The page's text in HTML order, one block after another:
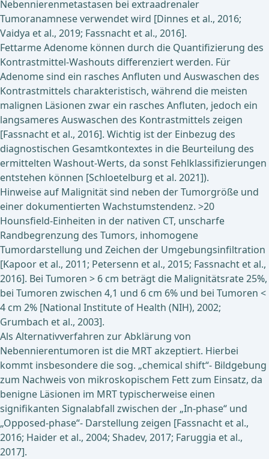
Nebennierenmetastasen bei extraadrenaler
Tumoranamnese verwendet wird [Dinnes et al., 2016;
Vaidya et al., 2019; Fassnacht et al., 2016].
Fettarme Adenome können durch die Quantifizierung des
Kontrastmittel-Washouts differenziert werden. Für
Adenome sind ein rasches Anfluten und Auswaschen des
Kontrastmittels charakteristisch, während die meisten
malignen Läsionen zwar ein rasches Anfluten, jedoch ein
langsameres Auswaschen des Kontrastmittels zeigen
[Fassnacht et al., 2016]. Wichtig ist der Einbezug des
diagnostischen Gesamtkontextes in die Beurteilung des
ermittelten Washout-Werts, da sonst Fehlklassifizierungen
entstehen können [Schloetelburg et al. 2021]).
Hinweise auf Malignität sind neben der Tumorgröße und
einer dokumentierten Wachstumstendenz. >20
Hounsfield-Einheiten in der nativen CT, unscharfe
Randbegrenzung des Tumors, inhomogene
Tumordarstellung und Zeichen der Umgebungsinfiltration
[Kapoor et al., 2011; Petersenn et al., 2015; Fassnacht et al.,
2016]. Bei Tumoren > 6 cm beträgt die Malignitätsrate 25%,
bei Tumoren zwischen 4,1 und 6 cm 6% und bei Tumoren <
4 cm 2% [National Institute of Health (NIH), 2002;
Grumbach et al., 2003].
Als Alternativverfahren zur Abklärung von
Nebennierentumoren ist die MRT akzeptiert. Hierbei
kommt insbesondere die sog. „chemical shift“- Bildgebung
zum Nachweis von mikroskopischem Fett zum Einsatz, da
benigne Läsionen im MRT typischerweise einen
signifikanten Signalabfall zwischen der „In-phase“ und
„Opposed-phase“- Darstellung zeigen [Fassnacht et al.,
2016; Haider et al., 2004; Shadev, 2017; Faruggia et al.,
2017].